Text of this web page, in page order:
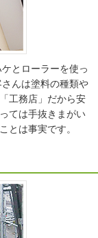
とローラーを使っ
んは塗料の種類や
工務店」だから安
ては手抜きまがい
とは事実です。